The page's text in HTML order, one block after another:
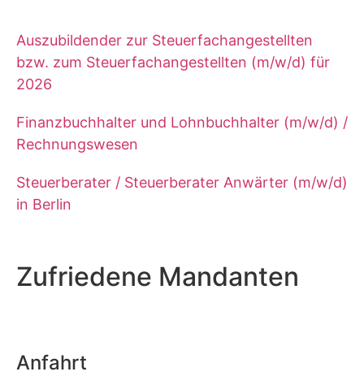
Auszubildender zur Steuerfachangestellten
bzw. zum Steuerfachangestellten (m/w/d) für
2026
Finanzbuchhalter und Lohnbuchhalter (m/w/d) /
Rechnungswesen
Steuerberater / Steuerberater Anwärter (m/w/d)
in Berlin
Zufriedene Mandanten
Anfahrt